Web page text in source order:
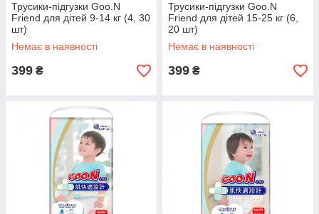
Трусики-підгузки Goo.N
Friend для дітей 9-14 кг (4, 30
шт)
Немає в наявності
399 ₴
Трусики-підгузки Goo.N
Friend для дітей 15-25 кг (6,
20 шт)
Немає в наявності
399 ₴